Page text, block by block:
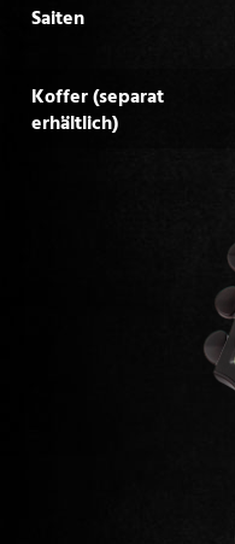
Saiten
Koffer (separat
erhältlich)